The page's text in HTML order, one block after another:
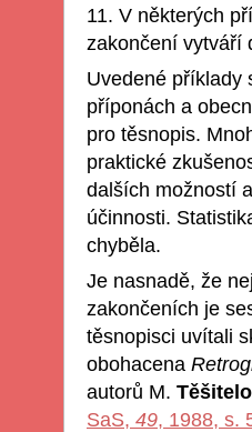
11. V některých
zakončení vytváří
Uvedené příklady
příponách a
pro těsnopis.
praktické
dalších možností
účinnosti.
chyběla.
Je nasnadě, že
zakončeních je
těsnopisci uvítali
obohacena
autorů M.
SaS, 49, 1988, s.